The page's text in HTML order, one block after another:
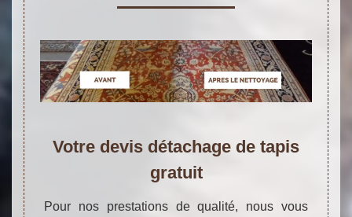
Votre devis détachage de tapis
gratuit
Pour nos prestations de qualité, nous vous